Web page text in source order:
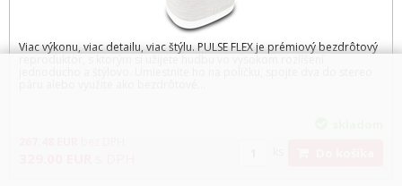
Viac výkonu, viac detailu, viac štýlu. PULSE FLEX je prémiový bezdrôtový